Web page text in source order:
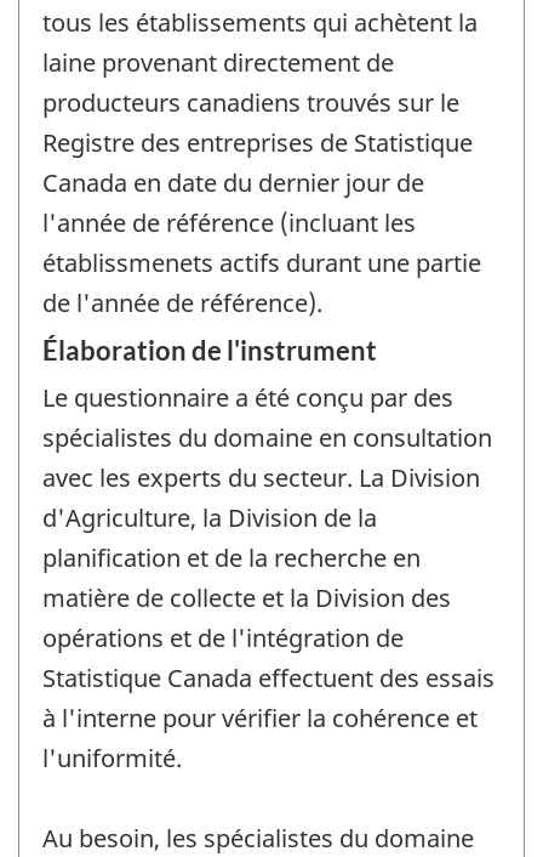
tous les établissements qui achètent la
laine provenant directement de
producteurs canadiens trouvés sur le
Registre des entreprises de Statistique
Canada en date du dernier jour de
l'année de référence (incluant les
établissmenets actifs durant une partie
de l'année de référence).
Élaboration de l'instrument
Le questionnaire a été conçu par des
spécialistes du domaine en consultation
avec les experts du secteur. La Division
d'Agriculture, la Division de la
planification et de la recherche en
matière de collecte et la Division des
opérations et de l'intégration de
Statistique Canada effectuent des essais
à l'interne pour vérifier la cohérence et
l'uniformité.
Au besoin, les spécialistes du domaine